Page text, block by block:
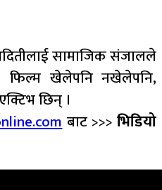
सामाजिक संजालले
फिल्म खेलेपनि नखेलेपनि,
छिन् ।
बाट >>>भिडियो